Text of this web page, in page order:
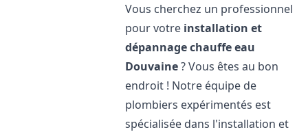
Vous cherchez un professionnel
pour votre installation et
dépannage chauffe eau
Douvaine? Vous êtes au bon
endroit ! Notre équipe de
plombiers expérimentés est
spécialisée dans l'installation et